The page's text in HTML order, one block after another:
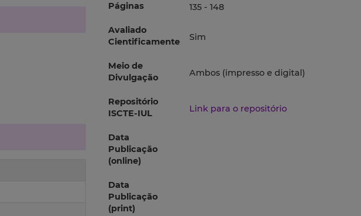
Páginas 135 - 148
Avaliado
Cientificamente
Sim
Meio de
Divulgação
Ambos (impresso e digital)
Repositório
ISCTE-IUL
Link para o repositório
Data
Publicação
(online)
Data
Publicação
(print)